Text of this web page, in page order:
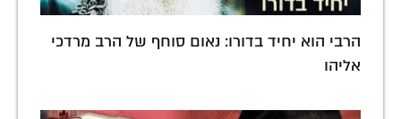
הרבי הוא יחיד בדורו: נאום סוחף של הרב מרדכי
אליהו